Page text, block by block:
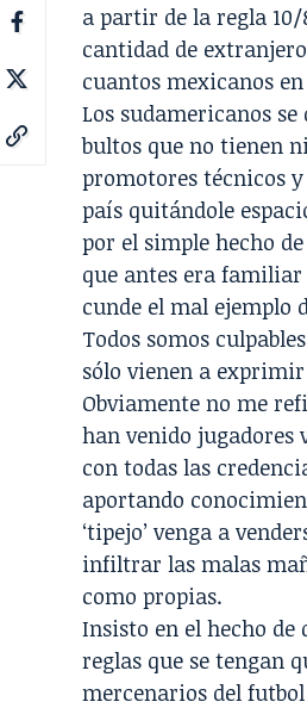
a partir de la regla
cantidad de
cuantos mexicanos
Los sudamericanos
bultos que no tienen
promotores técnicos
país quitándole
por el simple hecho
que antes era familiar
cunde el mal ejemplo
Todos somos
sólo vienen a
Obviamente no me
han venido jugadores
con todas las
aportando
‘tipejo’ venga a
infiltrar las malas
como propias.
Insisto en el hecho
reglas que se tengan
mercenarios del